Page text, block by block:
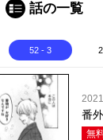
話の一覧
52 - 3
番
無